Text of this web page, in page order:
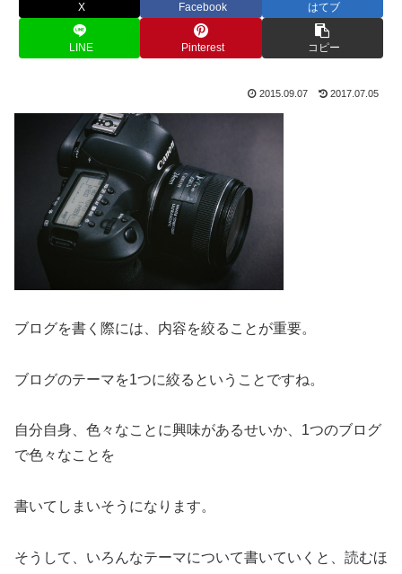
X Facebook はてブ
LINE Pinterest コピー
2015.09.07 2017.07.05
ブログを書く際には、内容を絞ることが重要。
ブログのテーマを1つに絞るということですね。
自分自身、色々なことに興味があるせいか、1つのブログ
で色々なことを
書いてしまいそうになります。
そうして、いろんなテーマについて書いていくと、読むほ